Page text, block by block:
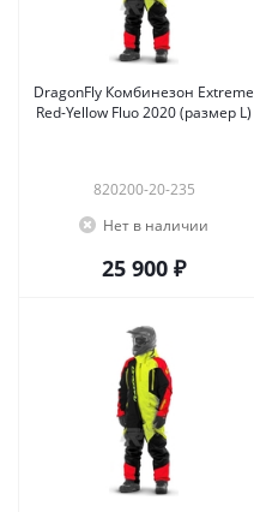
DragonFly Комбинезон Extreme
Red-Yellow Fluo 2020 (размер L)
820200-20-235
Нет в наличии
25 900 ₽